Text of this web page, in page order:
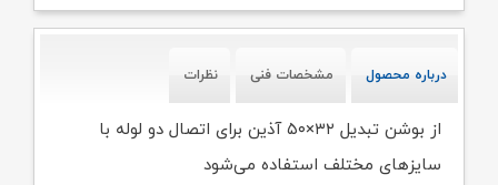
درباره محصول مشخصات فنی نظرات
از بوشن تبدیل ۳۲×۵۰ آذین برای اتصال دو لوله با
سایزهای مختلف استفاده می‌شود